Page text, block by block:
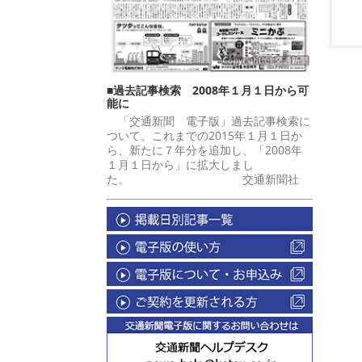
■過去記事検索 2008年１月１日から可
能に
「交通新聞 電子版」過去記事検索に
ついて、これまでの2015年１月１日か
ら、新たに７年分を追加し、「2008年
１月１日から」に拡大しまし
た。 交通新聞社